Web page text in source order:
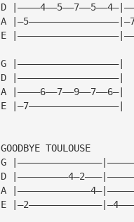
D
A
E
G |——————————————————|
D |——————————————————|
A |————6——7——9——7——6—|
E |—7————————————————|
GOODBYE TOULOUSE
G
D
A
E